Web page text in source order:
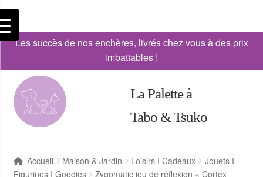
Les succès de nos enchères, livrés chez vous à des prix
imbattables !
La Palette à
Tabo & Tsuko
Accueil Maison & Jardin Loisirs I Cadeaux
Jouets I
Figurines I Goodies
Zygomatic jeu de réflexion « Cortex